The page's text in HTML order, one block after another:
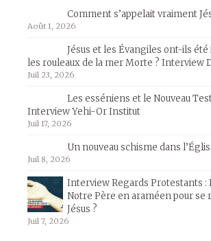
Comment s’appelait vraiment
Août 1, 2026
Jésus et les Évangiles ont-ils
les rouleaux de la mer Morte ? Interview
Juil 23, 2026
Les esséniens et le Nouveau
Interview Yehi-Or Institut
Juil 17, 2026
Un nouveau schisme dans
Juil 8, 2026
Interview Regards Protestants :
Notre Père en araméen pour se
Jésus ?
Juil 7, 2026